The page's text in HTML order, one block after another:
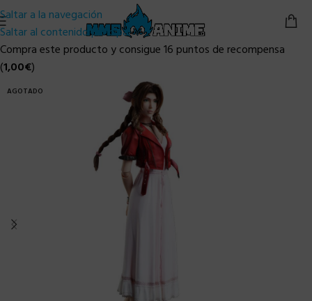
Saltar a la navegación
Saltar al contenido principal
Compra este producto y consigue 16 puntos de recompensa
(1,00€)
AGOTADO